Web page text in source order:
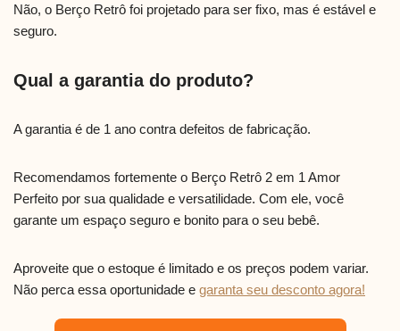
Não, o Berço Retrô foi projetado para ser fixo, mas é estável e
seguro.
Qual a garantia do produto?
A garantia é de 1 ano contra defeitos de fabricação.
Recomendamos fortemente o Berço Retrô 2 em 1 Amor
Perfeito por sua qualidade e versatilidade. Com ele, você
garante um espaço seguro e bonito para o seu bebê.
Aproveite que o estoque é limitado e os preços podem variar.
Não perca essa oportunidade e garanta seu desconto agora!